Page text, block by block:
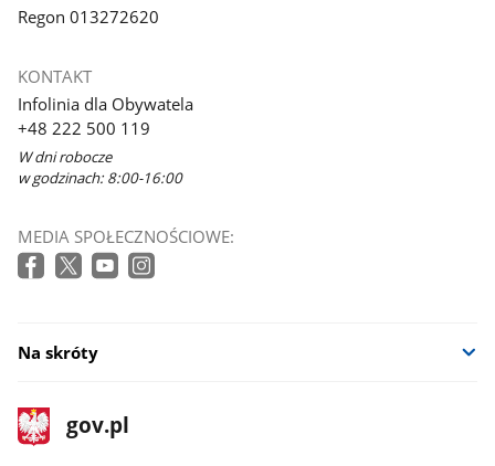
Regon 013272620
KONTAKT
Infolinia dla Obywatela
+48 222 500 119
W dni robocze
w godzinach: 8:00-16:00
MEDIA SPOŁECZNOŚCIOWE:
Na skróty
stopka
gov.pl
Strona
gov.pl